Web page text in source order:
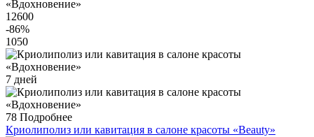
12600
-86%
1050
7 дней
78 Подробнее
Криолиполиз или кавитация в салоне красоты «Beauty»